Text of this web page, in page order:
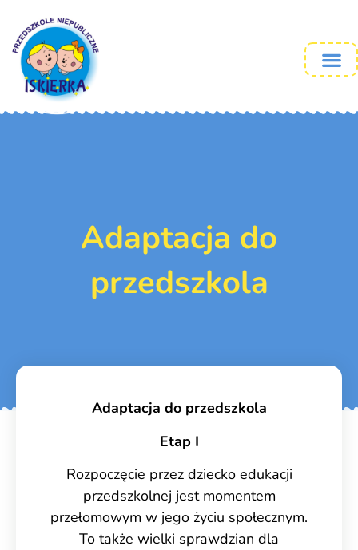
Adaptacja do
przedszkola
Adaptacja do przedszkola
Etap I
Rozpoczęcie przez dziecko edukacji
przedszkolnej jest momentem
przełomowym w jego życiu społecznym.
To także wielki sprawdzian dla